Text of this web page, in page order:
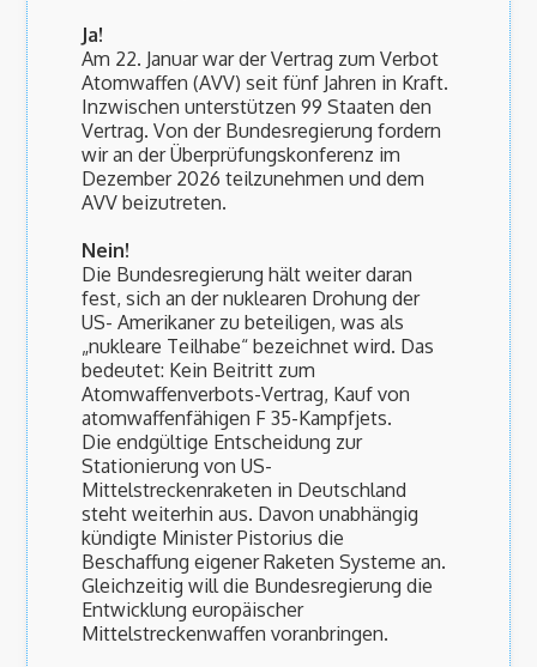
Ja!
Am 22. Januar war der Vertrag zum Verbot
Atomwaffen (AVV) seit fünf Jahren in Kraft.
Inzwischen unterstützen 99 Staaten den
Vertrag. Von der Bundesregierung fordern
wir an der Überprüfungskonferenz im
Dezember 2026 teilzunehmen und dem
AVV beizutreten.
Nein!
Die Bundesregierung hält weiter daran
fest, sich an der nuklearen Drohung der
US- Amerikaner zu beteiligen, was als
„nukleare Teilhabe“ bezeichnet wird. Das
bedeutet: Kein Beitritt zum
Atomwaffenverbots-Vertrag, Kauf von
atomwaffenfähigen F 35-Kampfjets.
Die endgültige Entscheidung zur
Stationierung von US-
Mittelstreckenraketen in Deutschland
steht weiterhin aus. Davon unabhängig
kündigte Minister Pistorius die
Beschaffung eigener Raketen Systeme an.
Gleichzeitig will die Bundesregierung die
Entwicklung europäischer
Mittelstreckenwaffen voranbringen.